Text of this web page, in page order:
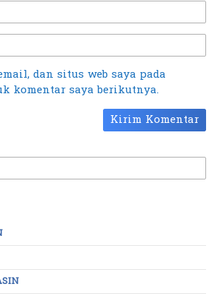
dan situs web saya pada
komentar saya berikutnya.